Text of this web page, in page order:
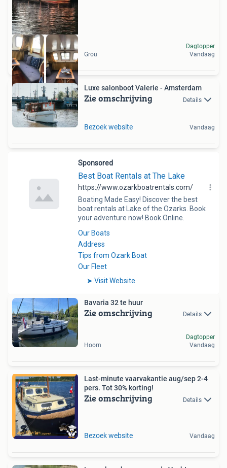
Grou
Dagtopper
Vandaag
Luxe salonboot Valerie - Amsterdam
Zie omschrijving Details
Bezoek website Vandaag
Bavaria 32 te huur
Zie omschrijving Details
Hoorn
Dagtopper
Vandaag
Last-minute vaarvakantie aug/sep 2-4
pers. Tot 30% korting!
Zie omschrijving Details
Bezoek website Vandaag